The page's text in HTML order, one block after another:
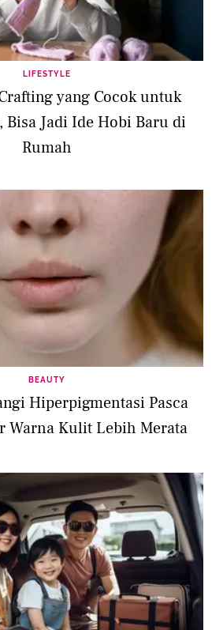
LIFESTYLE
yang Cocok untuk
Bisa Jadi Ide Hobi Baru di
Rumah
BEAUTY
Hiperpigmentasi Pasca
Warna Kulit Lebih Merata